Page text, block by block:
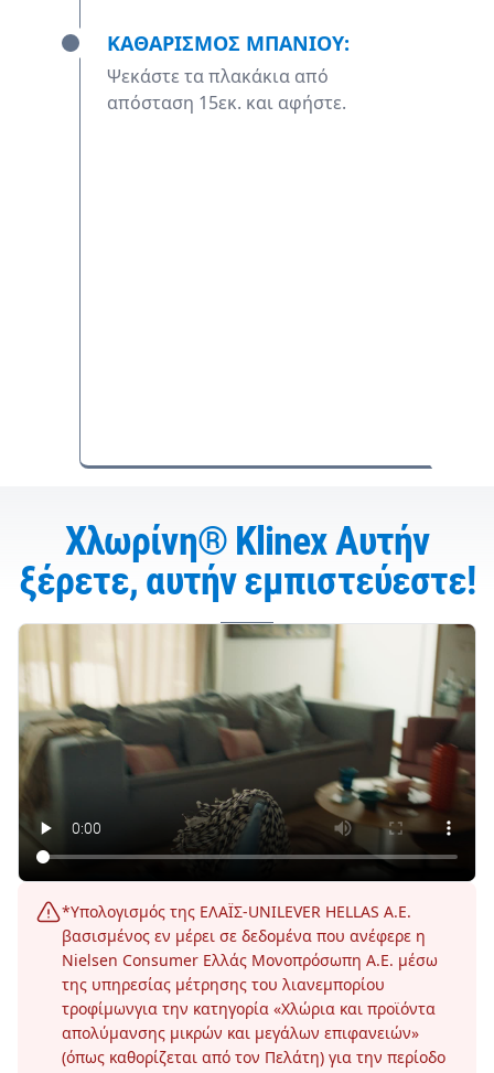
ΚΑΘΑΡΙΣΜΟΣ ΜΠΑΝΙΟΥ:
Ψεκάστε τα πλακάκια από
απόσταση 15εκ. και αφήστε.
Χλωρίνη® Klinex Αυτήν
ξέρετε, αυτήν εμπιστεύεστε!
*Υπολογισμός της ΕΛΑΪΣ-UNILEVER HELLAS A.E.
βασισμένος εν μέρει σε δεδομένα που ανέφερε η
Nielsen Consumer Ελλάς Μονοπρόσωπη Α.Ε. μέσω
της υπηρεσίας μέτρησης του λιανεμπορίου
τροφίμωνγια την κατηγορία «Χλώρια και προϊόντα
απολύμανσης μικρών και μεγάλων επιφανειών»
(όπως καθορίζεται από τον Πελάτη) για την περίοδο